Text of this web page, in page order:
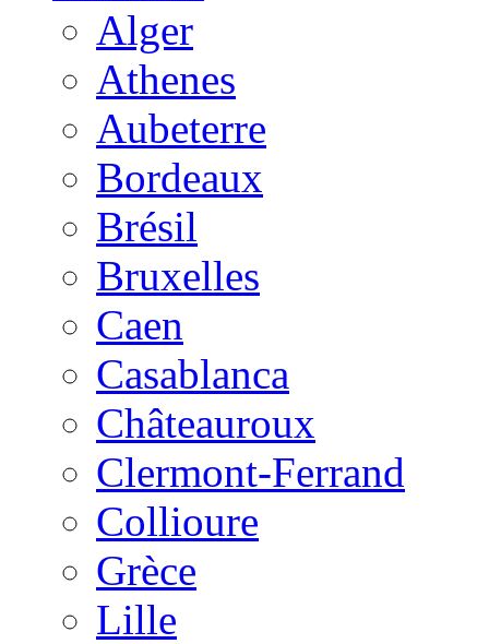
Alger
Athenes
Aubeterre
Bordeaux
Brésil
Bruxelles
Caen
Casablanca
Châteauroux
Clermont-Ferrand
Collioure
Grèce
Lille